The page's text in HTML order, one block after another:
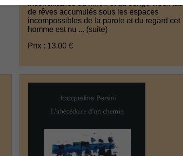
inconciliables du miroir et du songe vieux tas
de rêves accumulés sous les espaces
incompossibles de la parole et du regard cet
homme est nu ... (suite)
Prix : 13.00 €